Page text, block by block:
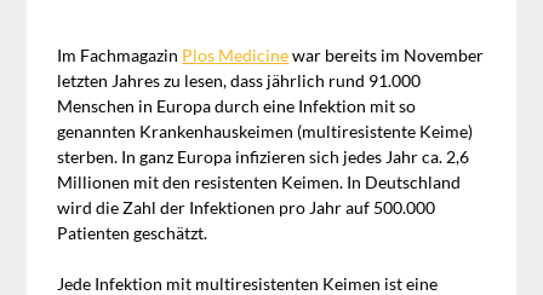
Im Fachmagazin Plos Medicinewar bereits im November
letzten Jahres zu lesen, dass jährlich rund 91.000
Menschen in Europa durch eine Infektion mit so
genannten Krankenhauskeimen (multiresistente Keime)
sterben. In ganz Europa infizieren sich jedes Jahr ca. 2,6
Millionen mit den resistenten Keimen. In Deutschland
wird die Zahl der Infektionen pro Jahr auf 500.000
Patienten geschätzt.
Jede Infektion mit multiresistenten Keimen ist eine